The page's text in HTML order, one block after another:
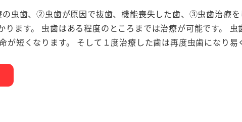
虫歯、②虫歯が原因で抜歯、機能喪失した歯、③虫歯治療
ります。 虫歯はある程度のところまでは治療が可能です。
が短くなります。 そして１度治療した歯は再度虫歯になり易